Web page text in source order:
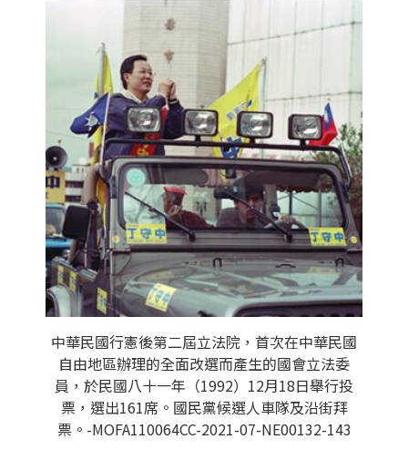
中華民國行憲後第二屆立法院，首次在中華民國
自由地區辦理的全面改選而產生的國會立法委
員，於民國八十一年（1992）12月18日舉行投
票，選出161席。國民黨候選人車隊及沿街拜
票。-MOFA110064CC-2021-07-NE00132-143